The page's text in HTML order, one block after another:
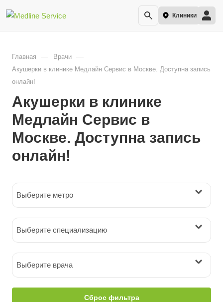
Клиники
Главная — Врачи —
Акушерки в клинике Медлайн Сервис в Москве. Доступна запись
онлайн!
Акушерки в клинике
Медлайн Сервис в
Москве. Доступна запись
онлайн!
Выберите метро
Выберите специализацию
Выберите врача
Сброс фильтра